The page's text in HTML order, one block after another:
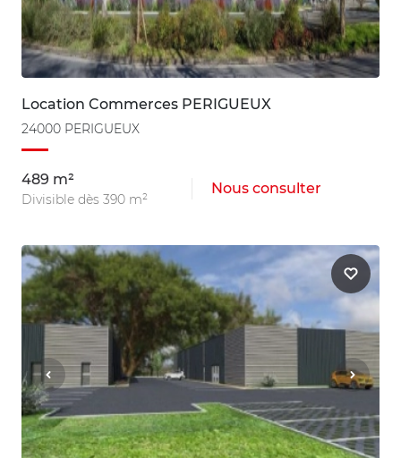
Location Commerces PERIGUEUX
24000 PERIGUEUX
489 m²
Divisible dès 390 m²
Nous consulter